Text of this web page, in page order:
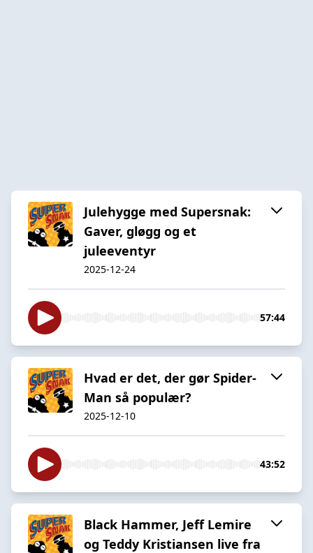
Julehygge med Supersnak:
Gaver, gløgg og et
juleeventyr
2025-12-24
57:44
Hvad er det, der gør Spider-
Man så populær?
2025-12-10
43:52
Black Hammer, Jeff Lemire
og Teddy Kristiansen live fra